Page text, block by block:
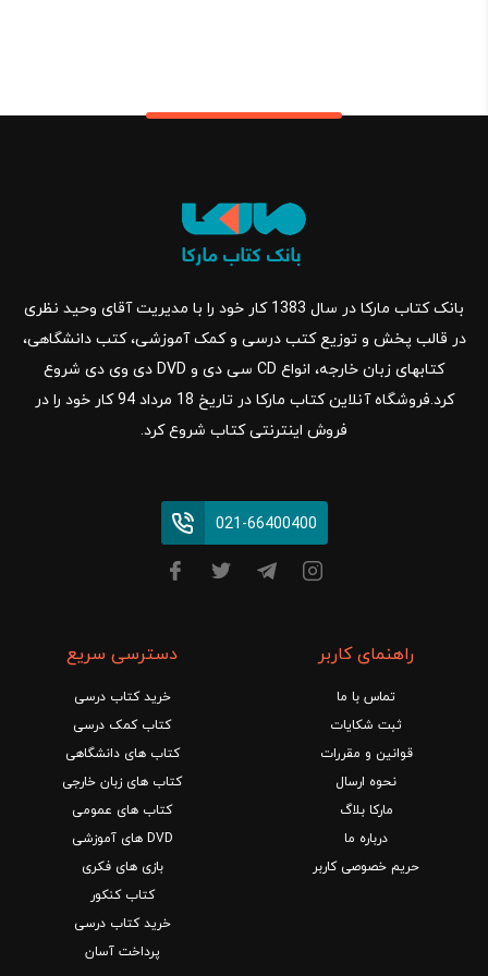
بانک کتاب مارکا در سال 1383 کار خود را با مدیریت آقای وحید نظری
در قالب پخش و توزیع کتب درسی و کمک آموزشی، کتب دانشگاهی،
کتابهای زبان خارجه، انواع CD سی دی و DVD دی وی دی شروع
کرد.فروشگاه آنلاین کتاب مارکا در تاریخ 18 مرداد 94 کار خود را در
فروش اینترنتی کتاب شروع کرد.
021-66400400
راهنمای کاربر
تماس با ما
ثبت شکایات
قوانین و مقررات
نحوه ارسال
مارکا بلاگ
درباره ما
حریم خصوصی کاربر
دسترسی سریع
خرید کتاب درسی
کتاب کمک درسی
کتاب های دانشگاهی
کتاب های زبان خارجی
کتاب های عمومی
DVD های آموزشی
بازی های فکری
کتاب کنکور
خرید کتاب درسی
پرداخت آسان